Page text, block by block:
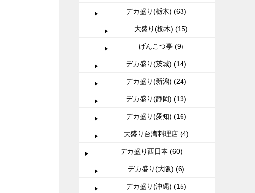
デカ盛り(栃木) (63)
大盛り(栃木) (15)
げんこつ亭 (9)
デカ盛り(茨城) (14)
デカ盛り(新潟) (24)
デカ盛り(静岡) (13)
デカ盛り(愛知) (16)
大盛り台湾料理店 (4)
デカ盛り西日本 (60)
デカ盛り(大阪) (6)
デカ盛り(沖縄) (15)